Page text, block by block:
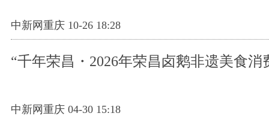
中新网重庆 10-26 18:28
“千年荣昌・2026年荣昌卤鹅非遗美食消
中新网重庆 04-30 15:18